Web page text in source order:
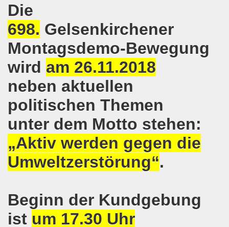
Die
698. Gelsenkirchener
Montagsdemo-Bewegung
wird am 26.11.2018
neben aktuellen
politischen Themen
unter dem Motto stehen:
„Aktiv werden gegen die
Umweltzerstörung“.
Beginn der Kundgebung
ist um 17.30 Uhr
Bewegung in Gelsenkirchen am 05.02.2018 wächst auf
Bewegung am 05.02.2018 diskutiert über
die türkische Invasion in Afrin - kämpferisch,
ruft auf zur ruhrgebietsweiten Demonstration
Bewegung fordert mit über 300facher Stimme: Stoppt
Bewegung ruft auf zum Protest gegen die Angriffe der
mit gutem Start ins Jahr 2018
Bewegung am 18.12.2017 bestärkt die klare Position:
ruft zu Protesten und zu Demonstrationen gegen
in Bonn! 2.000 Teilnehmerinnen und